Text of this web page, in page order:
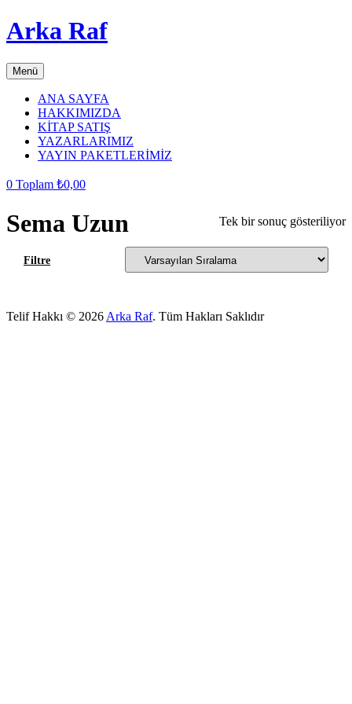
Arka Raf
Menü
ANA SAYFA
HAKKIMIZDA
KİTAP SATIŞ
YAZARLARIMIZ
YAYIN PAKETLERİMİZ
0 Toplam ₺0,00
Sema Uzun Tek bir sonuç gösteriliyor
Filtre
Telif Hakkı © 2026 Arka Raf. Tüm Hakları Saklıdır